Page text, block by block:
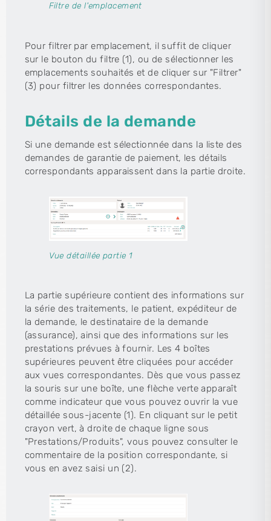
Filtre de l'emplacement
Pour filtrer par emplacement, il suffit de cliquer
sur le bouton du filtre (1), ou de sélectionner les
emplacements souhaités et de cliquer sur "Filtrer"
(3) pour filtrer les données correspondantes.
Détails de la demande
Si une demande est sélectionnée dans la liste des
demandes de garantie de paiement, les détails
correspondants apparaissent dans la partie droite.
Vue détaillée partie 1
La partie supérieure contient des informations sur
la série des traitements, le patient, expéditeur de
la demande, le destinataire de la demande
(assurance), ainsi que des informations sur les
prestations prévues à fournir. Les 4 boîtes
supérieures peuvent être cliquées pour accéder
aux vues correspondantes. Dès que vous passez
la souris sur une boîte, une flèche verte apparaît
comme indicateur que vous pouvez ouvrir la vue
détaillée sous-jacente (1). En cliquant sur le petit
crayon vert, à droite de chaque ligne sous
"Prestations/Produits", vous pouvez consulter le
commentaire de la position correspondante, si
vous en avez saisi un (2).